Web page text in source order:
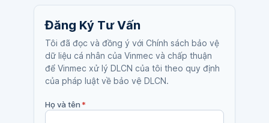
Đăng Ký Tư Vấn
Tôi đã đọc và đồng ý với Chính sách bảo vệ
dữ liệu cá nhân của Vinmec và chấp thuận
để Vinmec xử lý DLCN của tôi theo quy định
của pháp luật về bảo vệ DLCN.
Họ và tên*